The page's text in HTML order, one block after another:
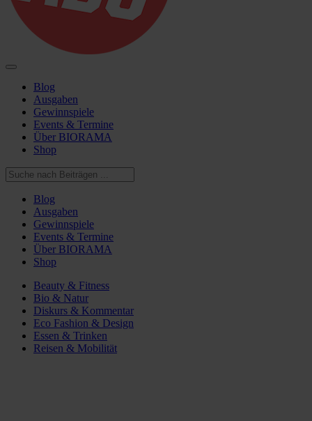
Blog
Ausgaben
Gewinnspiele
Events & Termine
Über BIORAMA
Shop
Blog
Ausgaben
Gewinnspiele
Events & Termine
Über BIORAMA
Shop
Beauty & Fitness
Bio & Natur
Diskurs & Kommentar
Eco Fashion & Design
Essen & Trinken
Reisen & Mobilität